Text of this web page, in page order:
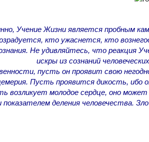
Учение Жизни является пробным
кто ужаснется, кто
Не удивляйтесь, что реакция
искры из сознаний
пусть он проявит свою
Пусть проявится дикость, ибо
возликует молодое сердце, оно
показателем деления человечества.